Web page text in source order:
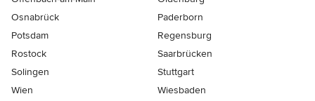
Osnabrück
Paderborn
Potsdam
Regensburg
Rostock
Saarbrücken
Solingen
Stuttgart
Wien
Wiesbaden